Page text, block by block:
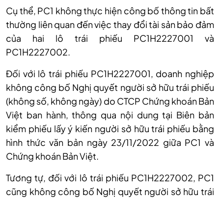
Cụ thể, PC1 không thực hiện công bố thông tin bất
thường liên quan đến việc thay đổi tài sản bảo đảm
của hai lô trái phiếu PC1H2227001 và
PC1H2227002.
Đối với lô trái phiếu PC1H2227001, doanh nghiệp
không công bố Nghị quyết người sở hữu trái phiếu
(không số, không ngày) do CTCP Chứng khoán Bản
Việt ban hành, thông qua nội dung tại Biên bản
kiểm phiếu lấy ý kiến người sở hữu trái phiếu bằng
hình thức văn bản ngày 23/11/2022 giữa PC1 và
Chứng khoán Bản Việt.
Tương tự, đối với lô trái phiếu PC1H2227002, PC1
cũng không công bố Nghị quyết người sở hữu trái